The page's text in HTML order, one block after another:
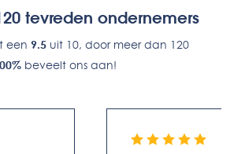
tevreden ondernemers
een 9.5 uit 10, door meer dan 120
beveelt ons aan!